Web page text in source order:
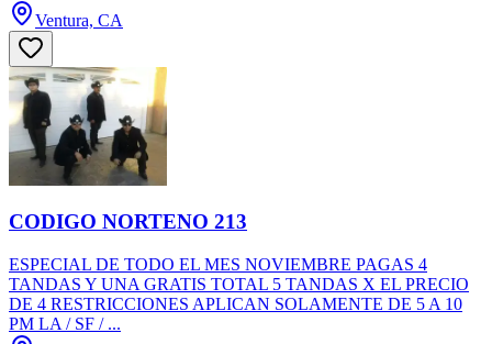
Ventura, CA
CODIGO NORTENO 213
ESPECIAL DE TODO EL MES NOVIEMBRE PAGAS 4
TANDAS Y UNA GRATIS TOTAL 5 TANDAS X EL PRECIO
DE 4 RESTRICCIONES APLICAN SOLAMENTE DE 5 A 10
PM LA / SF / ...